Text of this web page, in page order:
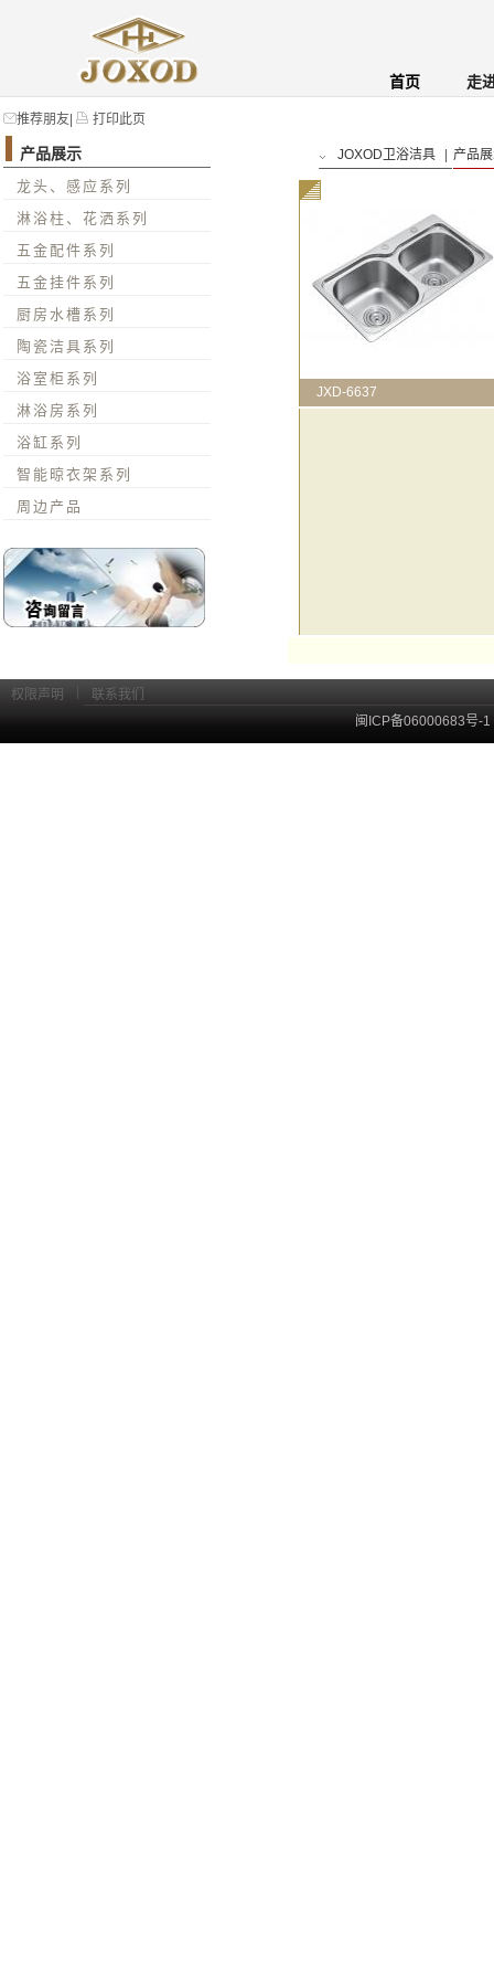
首页 走
推荐朋友 打印此页
产品展示
龙头、感应系列
淋浴柱、花洒系列
五金配件系列
五金挂件系列
厨房水槽系列
陶瓷洁具系列
浴室柜系列
淋浴房系列
浴缸系列
智能晾衣架系列
周边产品
JOXOD卫浴洁具 产品
JXD-6637
权限声明
联系我们
闽ICP备06000683号-1